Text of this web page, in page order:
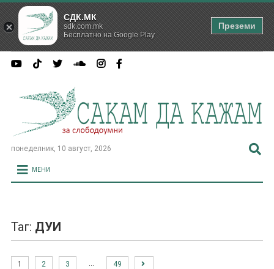
понеделник, 10 август, 2026
МЕНИ
Таг: ДУИ
1 2 3 49
СДК.МК
sdk.com.mk
Бесплатно на Google Play
Преземи